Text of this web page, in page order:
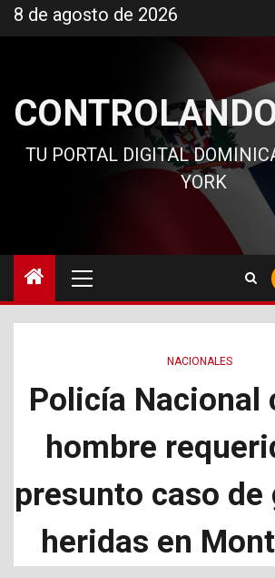
al
8 de agosto de 2026
TU PORTAL DIGITAL
YORK
principal
NACIONALES
Policía Nacional
hombre
presunto caso de
heridas en